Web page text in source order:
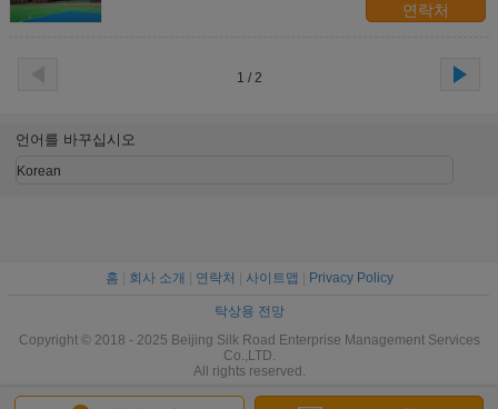
연락처
1 / 2
언어를 바꾸십시오
Korean
홈 회사 소개 연락처 사이트맵 Privacy Policy
탁상용 전망
Copyright © 2018 - 2025 Beijing Silk Road Enterprise Management Services
Co.,LTD.
All rights reserved.